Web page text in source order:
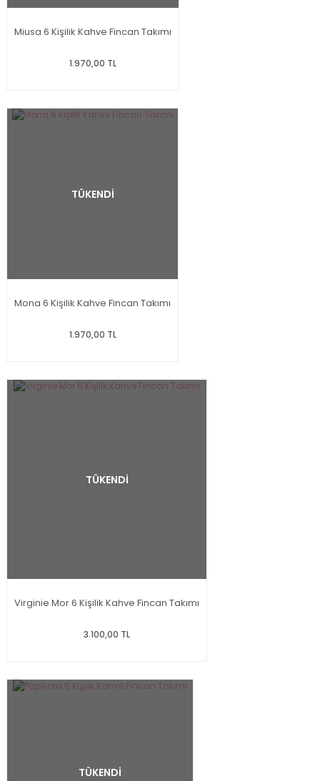
Miusa 6 Kişilik Kahve Fincan Takımı
1.970,00 TL
TÜKENDİ
Mona 6 Kişilik Kahve Fincan Takımı
1.970,00 TL
TÜKENDİ
Virginie Mor 6 Kişilik Kahve Fincan Takımı
3.100,00 TL
TÜKENDİ